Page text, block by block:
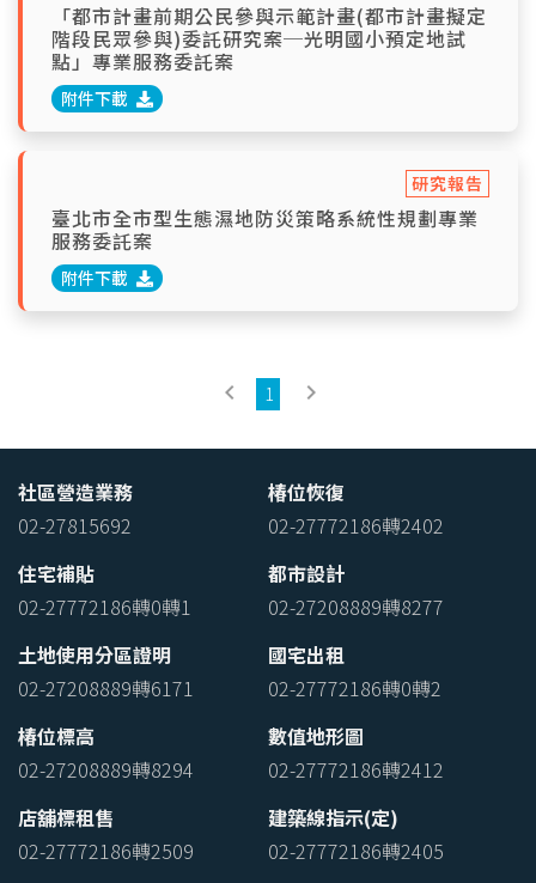
「都市計畫前期公民參與示範計畫(都市計畫擬定
階段民眾參與)委託研究案─光明國小預定地試
點」專業服務委託案
附件下載
研究報告
臺北市全市型生態濕地防災策略系統性規劃專業
服務委託案
附件下載
keyboard_arrow_left 1 keyboard_arrow_right
社區營造業務
02-27815692
椿位恢復
02-27772186轉2402
住宅補貼
02-27772186轉0轉1
都市設計
02-27208889轉8277
土地使用分區證明
02-27208889轉6171
國宅出租
02-27772186轉0轉2
椿位標高
02-27208889轉8294
數值地形圖
02-27772186轉2412
店舖標租售
02-27772186轉2509
建築線指示(定)
02-27772186轉2405